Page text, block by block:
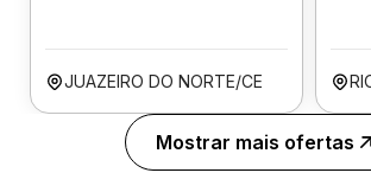
JUAZEIRO DO NORTE/CE
Mostrar mais ofertas